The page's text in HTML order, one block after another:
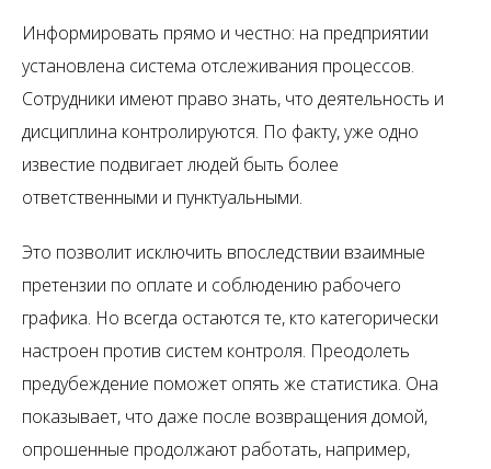
Информировать прямо и честно: на предприятии
установлена система отслеживания процессов.
Сотрудники имеют право знать, что деятельность и
дисциплина контролируются. По факту, уже одно
известие подвигает людей быть более
ответственными и пунктуальными.
Это позволит исключить впоследствии взаимные
претензии по оплате и соблюдению рабочего
графика. Но всегда остаются те, кто категорически
настроен против систем контроля. Преодолеть
предубеждение поможет опять же статистика. Она
показывает, что даже после возвращения домой,
опрошенные продолжают работать, например,